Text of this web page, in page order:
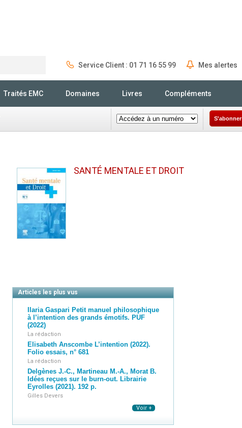
Service Client : 01 71 16 55 99 Mes alertes
Traités EMC Domaines Livres Compléments
S'abonner
SANTÉ MENTALE ET DROIT
Articles les plus vus
Ilaria Gaspari Petit manuel philosophique
à l’intention des grands émotifs. PUF
(2022)
La rédaction
Elisabeth Anscombe L’intention (2022).
Folio essais, n° 681
La rédaction
Delgènes J.-C., Martineau M.-A., Morat B.
Idées reçues sur le burn-out. Librairie
Eyrolles (2021). 192 p.
Gilles Devers
Voir +